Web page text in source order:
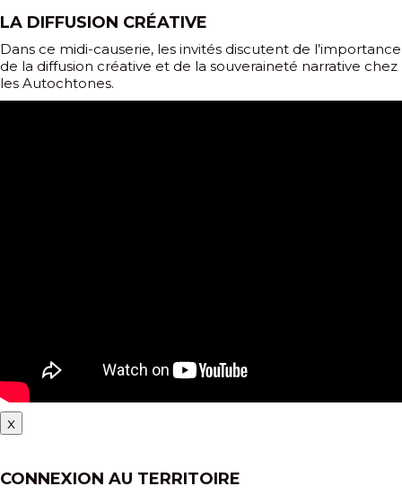
LA DIFFUSION CRÉATIVE
Dans ce midi-causerie, les invités discutent de l’importance
de la diffusion créative et de la souveraineté narrative chez
les Autochtones.
x
CONNEXION AU TERRITOIRE